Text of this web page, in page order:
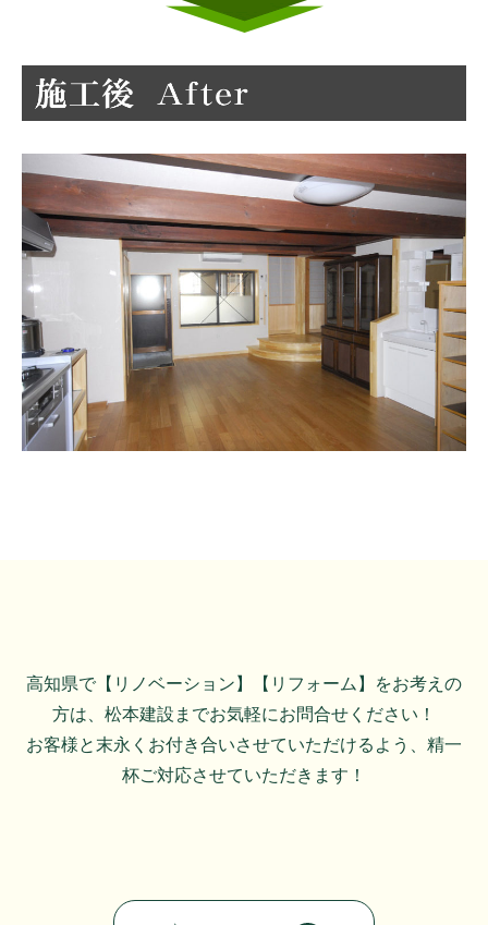
高知県で【リノベーション】【リフォーム】をお考えの
方は、松本建設までお気軽にお問合せください！
お客様と末永くお付き合いさせていただけるよう、精一
杯ご対応させていただきます！